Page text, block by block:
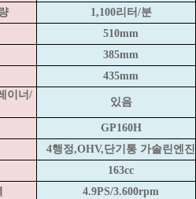
1,100리터/분
510mm
385mm
435mm
이너/
있음
GP160H
4행정,OHV,단기통 가솔린엔진
163cc
4.9PS/3.600rpm